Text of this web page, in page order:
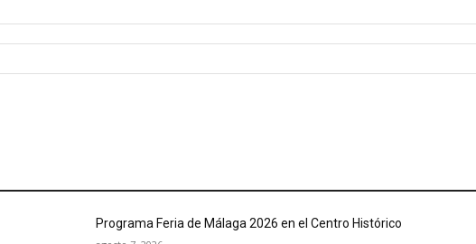
Programa Feria de Málaga 2026 en el Centro Histórico